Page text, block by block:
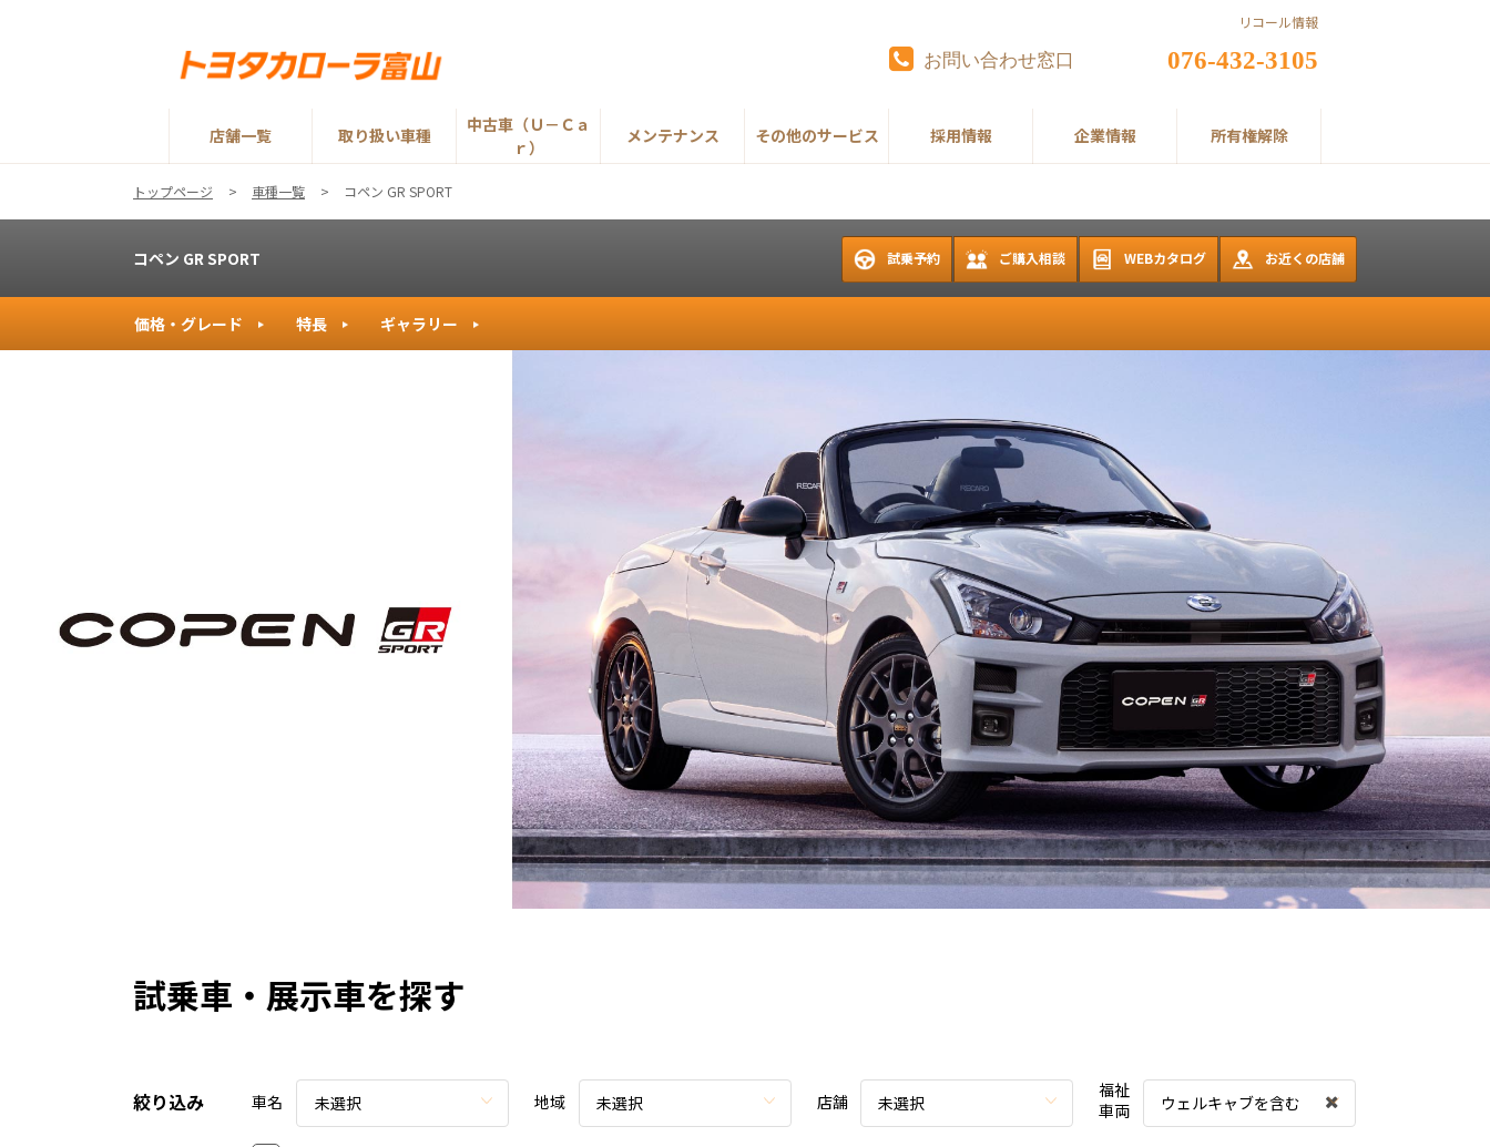
お問い合わせ窓口 076-432-3105
店舗一覧 取り扱い車種
中古車（Ｕ－Ｃａ
ｒ）
メンテナンス その他のサービス 採用情報 企業情報 所有権解除
リコール情報
トップページ 車種一覧 コペン GR SPORT
コペン GR SPORT 試乗予約 ご購入相談 WEBカタログ お近くの店舗
価格・グレード 特長 ギャラリー
試乗車・展示車を探す
絞り込み 車名 未選択 地域 未選択 店舗 未選択
福祉
車両
ウェルキャブを含む